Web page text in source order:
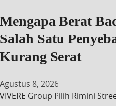
Mengapa Berat
Salah Satu
Kurang Serat
Agustus 8, 2026
VIVERE Group Pilih Rimini